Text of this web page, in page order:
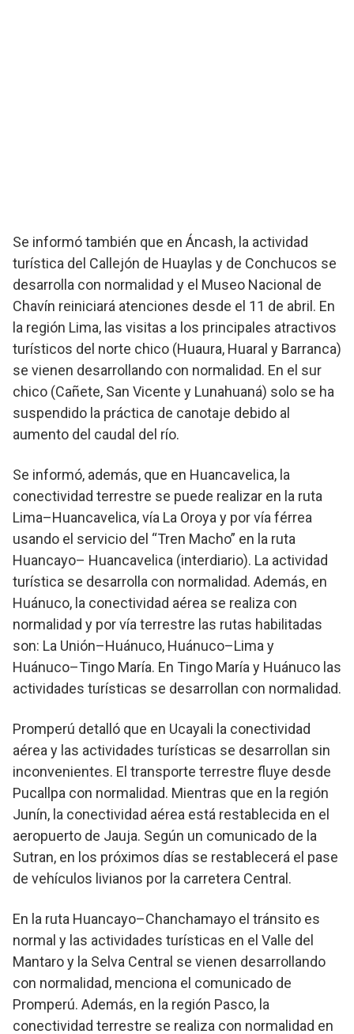
Se informó también que en Áncash, la actividad
turística del Callejón de Huaylas y de Conchucos se
desarrolla con normalidad y el Museo Nacional de
Chavín reiniciará atenciones desde el 11 de abril. En
la región Lima, las visitas a los principales atractivos
turísticos del norte chico (Huaura, Huaral y Barranca)
se vienen desarrollando con normalidad. En el sur
chico (Cañete, San Vicente y Lunahuaná) solo se ha
suspendido la práctica de canotaje debido al
aumento del caudal del río.
Se informó, además, que en Huancavelica, la
conectividad terrestre se puede realizar en la ruta
Lima–Huancavelica, vía La Oroya y por vía férrea
usando el servicio del “Tren Macho” en la ruta
Huancayo– Huancavelica (interdiario). La actividad
turística se desarrolla con normalidad. Además, en
Huánuco, la conectividad aérea se realiza con
normalidad y por vía terrestre las rutas habilitadas
son: La Unión–Huánuco, Huánuco–Lima y
Huánuco–Tingo María. En Tingo María y Huánuco las
actividades turísticas se desarrollan con normalidad.
Promperú detalló que en Ucayali la conectividad
aérea y las actividades turísticas se desarrollan sin
inconvenientes. El transporte terrestre fluye desde
Pucallpa con normalidad. Mientras que en la región
Junín, la conectividad aérea está restablecida en el
aeropuerto de Jauja. Según un comunicado de la
Sutran, en los próximos días se restablecerá el pase
de vehículos livianos por la carretera Central.
En la ruta Huancayo–Chanchamayo el tránsito es
normal y las actividades turísticas en el Valle del
Mantaro y la Selva Central se vienen desarrollando
con normalidad, menciona el comunicado de
Promperú. Además, en la región Pasco, la
conectividad terrestre se realiza con normalidad en